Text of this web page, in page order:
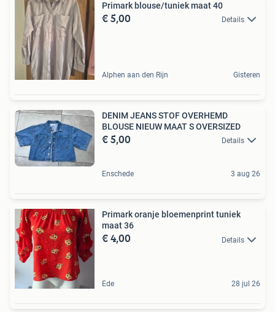
Primark blouse/tuniek maat 40
€ 5,00 Details
Alphen aan den Rijn Gisteren
DENIM JEANS STOF OVERHEMD
BLOUSE NIEUW MAAT S OVERSIZED
€ 5,00 Details
Enschede 3 aug 26
Primark oranje bloemenprint tuniek
maat 36
€ 4,00 Details
Ede 28 jul 26